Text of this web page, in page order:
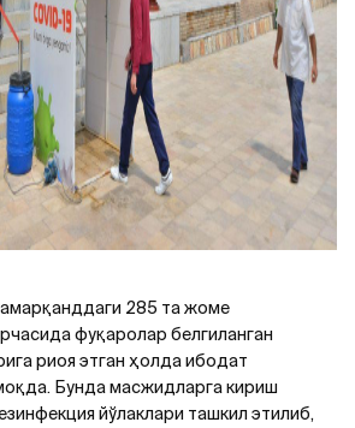
285 та жоме
фуқаролар белгиланган
риоя этган ҳолда ибодат
Бунда масжидларга кириш
йўлаклари ташкил этилиб,